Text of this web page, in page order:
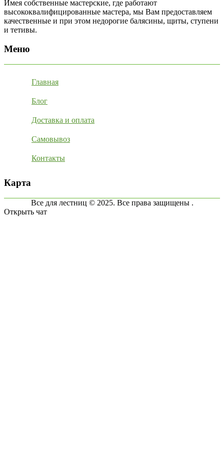
Имея собственные мастерские, где работают
высококвалифицированные мастера, мы Вам предоставляем
качественные и при этом недорогие балясины, щиты, ступени
и тетивы.
Меню
Главная
Блог
Доставка и оплата
Самовывоз
Контакты
Карта
Все для лестниц © 2025. Все права защищены .
Открыть чат